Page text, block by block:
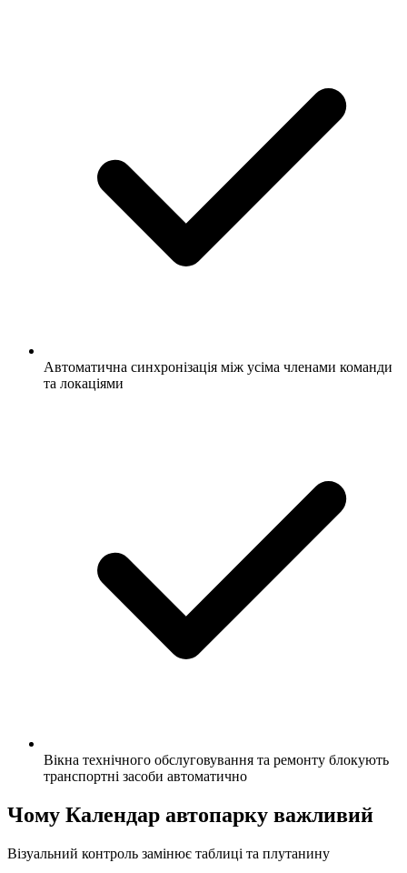
Автоматична синхронізація між усіма членами команди
та локаціями
Вікна технічного обслуговування та ремонту блокують
транспортні засоби автоматично
Чому Календар автопарку важливий
Візуальний контроль замінює таблиці та плутанину